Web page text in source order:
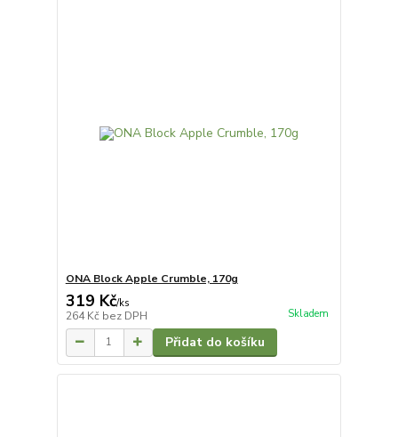
ONA Block Apple Crumble, 170g
319 Kč/ks
264 Kč bez DPH Skladem
Přidat do košíku